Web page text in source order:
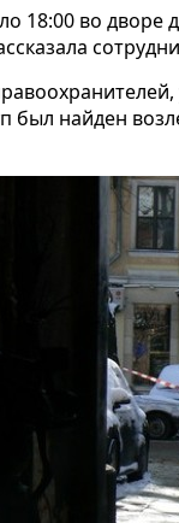
18:00 во
был найден